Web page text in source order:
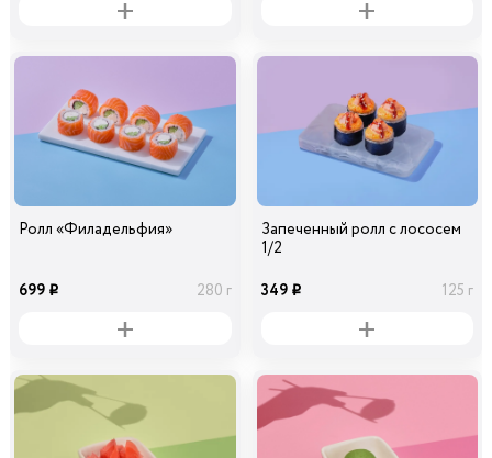
Ролл «Филадельфия»
699 i 280 г
Запеченный ролл с лососем
1/2
349 i 125 г